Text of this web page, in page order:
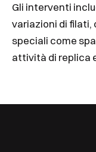
Gli interventi
variazioni di filati,
speciali come
attività di replica